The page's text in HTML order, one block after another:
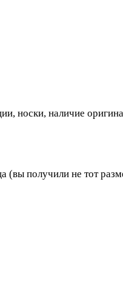
носки, наличие
(вы получили не тот